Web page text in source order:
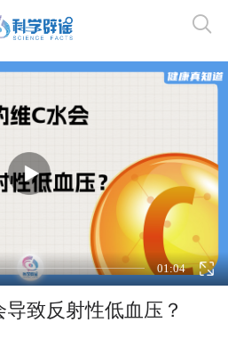
01:04
致反射性低血压？